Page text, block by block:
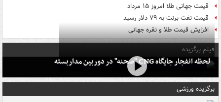
قیمت جهانی طلا امروز ۱۵ مرداد
قیمت نفت برنت به ۷۹ دلار رسید
افزایش قیمت طلا و نقره جهانی
فیلم برگزیده
لحظه انفجار جایگاه CNG "صحنه" در دوربین مداربسته
برگزیده ورزشی